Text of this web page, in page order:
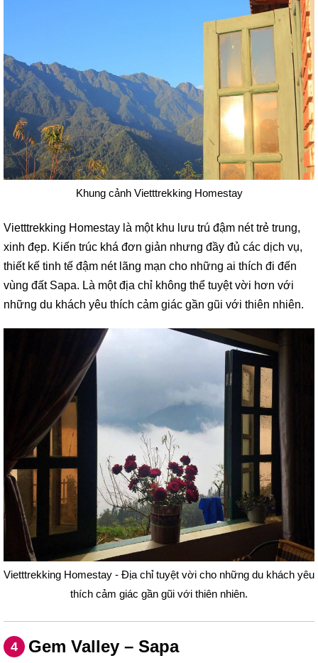
Khung cảnh Vietttrekking Homestay
Vietttrekking Homestay là một khu lưu trú đậm nét trẻ trung,
xinh đẹp. Kiến trúc khá đơn giản nhưng đầy đủ các dịch vụ,
thiết kế tinh tế đậm nét lãng mạn cho những ai thích đi đến
vùng đất Sapa. Là một địa chỉ không thể tuyệt vời hơn với
những du khách yêu thích cảm giác gần gũi với thiên nhiên.
Vietttrekking Homestay - Địa chỉ tuyệt vời cho những du khách yêu
thích cảm giác gần gũi với thiên nhiên.
4 Gem Valley – Sapa